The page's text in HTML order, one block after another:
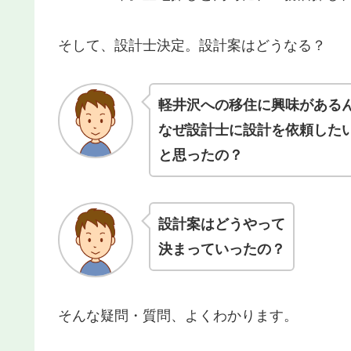
そして、設計士決定。設計案はどうなる？
軽井沢への移住に興味がある
なぜ設計士に設計を依頼した
と思ったの？
設計案はどうやって
決まっていったの？
そんな疑問・質問、よくわかります。